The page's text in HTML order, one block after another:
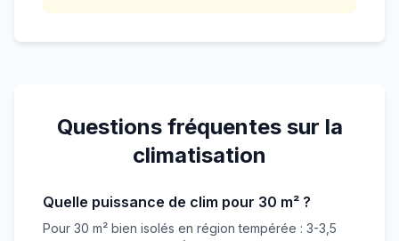
Questions fréquentes sur la
climatisation
Quelle puissance de clim pour 30 m² ?
Pour 30 m² bien isolés en région tempérée : 3-3,5